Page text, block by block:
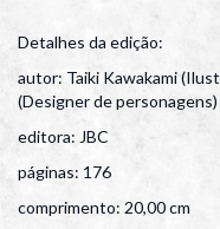
Detalhes da edição:
autor: Taiki Kawakami
(Designer de personagens)
editora: JBC
páginas: 176
comprimento: 20,00 cm